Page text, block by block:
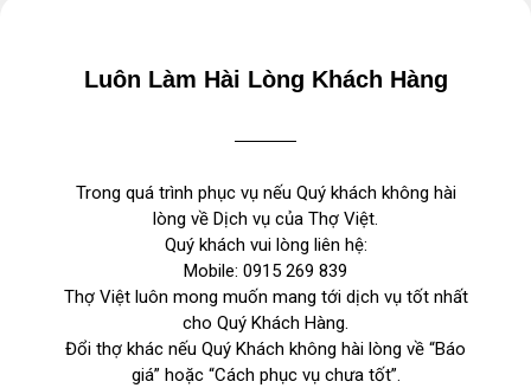
Luôn Làm Hài Lòng Khách Hàng
Trong quá trình phục vụ nếu Quý khách không hài
lòng về Dịch vụ của Thợ Việt.
Quý khách vui lòng liên hệ:
Mobile: 0915 269 839
Thợ Việt luôn mong muốn mang tới dịch vụ tốt nhất
cho Quý Khách Hàng.
Đổi thợ khác nếu Quý Khách không hài lòng về “Báo
giá” hoặc “Cách phục vụ chưa tốt”.